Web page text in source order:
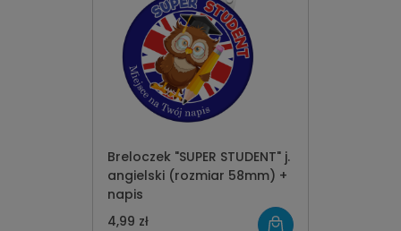
Breloczek "SUPER STUDENT" j.
angielski (rozmiar 58mm) +
napis
4,99 zł